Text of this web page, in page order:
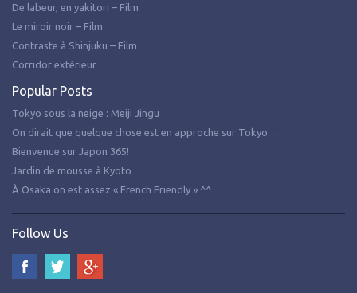
De labeur, en yakitori – Film
Le miroir noir – Film
Contraste à Shinjuku – Film
Corridor extérieur
Popular Posts
Tokyo sous la neige : Meiji Jingu
On dirait que quelque chose est en approche sur Tokyo…
Bienvenue sur Japon 365!
Jardin de mousse à Kyoto
À Osaka on est assez « French Friendly » ^^
Follow Us